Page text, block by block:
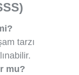
tarzı
mu?